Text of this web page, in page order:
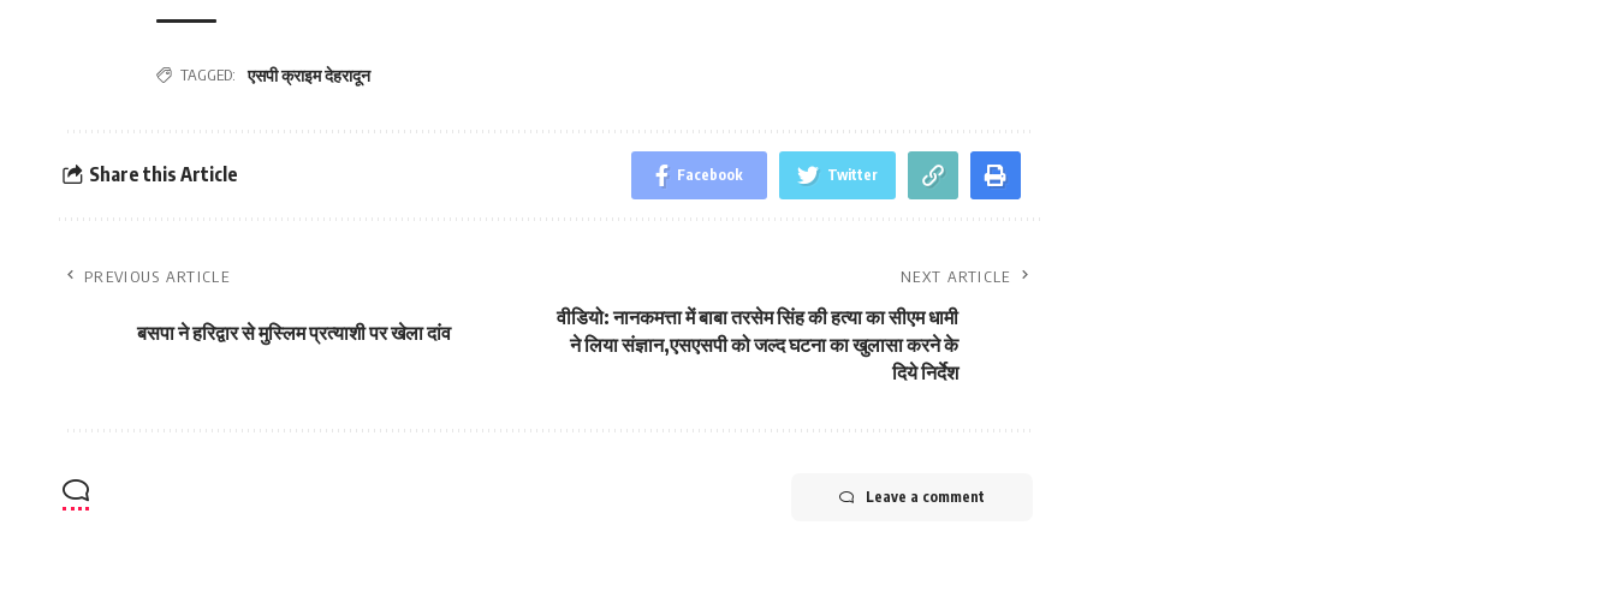
TAGGED: एसपी क्राइम देहरादून
Share this Article Facebook Twitter
PREVIOUS ARTICLE
बसपा ने हरिद्वार से मुस्लिम प्रत्याशी पर खेला दांव
NEXT ARTICLE
वीडियो: नानकमत्ता में बाबा तरसेम सिंह की हत्या का सीएम धामी
ने लिया संज्ञान,एसएसपी को जल्द घटना का खुलासा करने के
दिये निर्देश
Leave a comment